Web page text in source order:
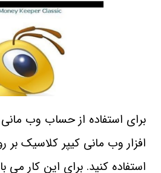
برای استفاده از حساب وب مانی
افزار وب مانی کیپر کلاسیک بر
استفاده کنید. برای این کار می